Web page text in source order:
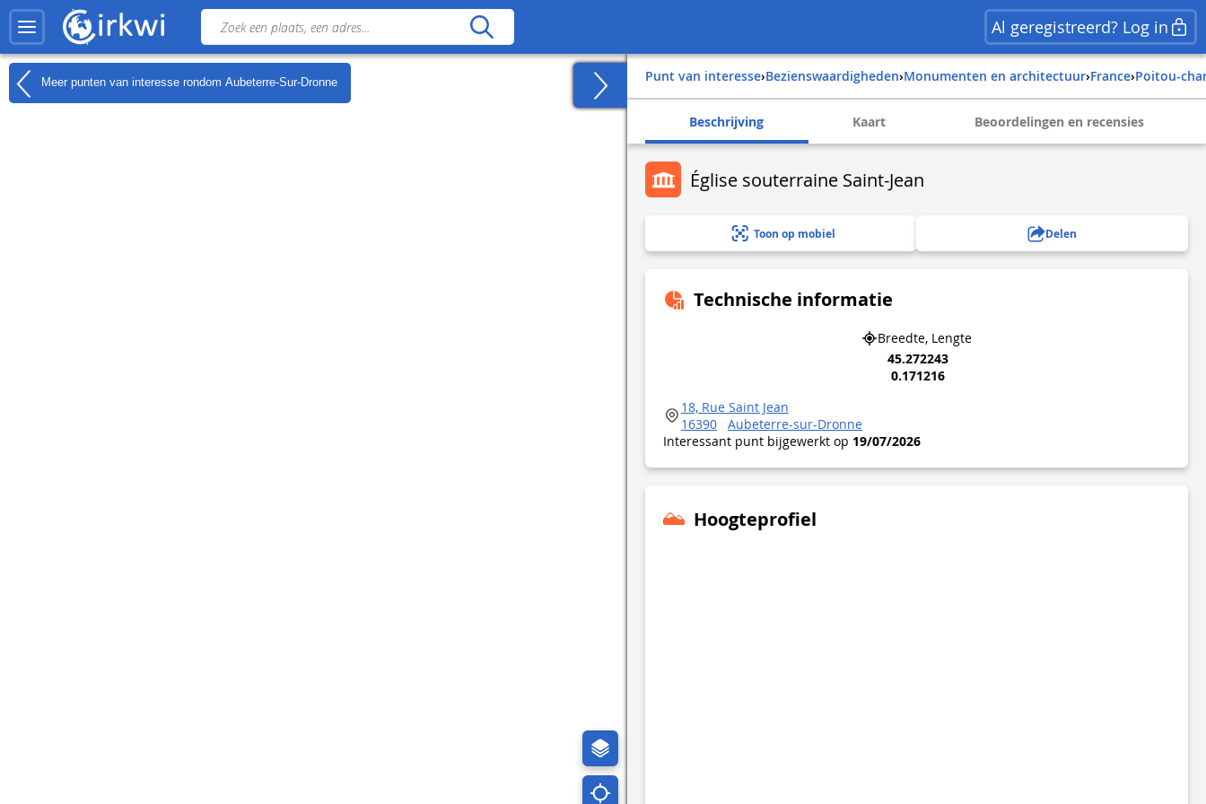
Al geregistreerd? Log in
Meer punten van interesse rondom Aubeterre-Sur-Dronne Punt van interesse› Bezienswaardigheden› Monumenten en architectuur› france› poitou-
Beschrijving Kaart Beoordelingen en recensies
Église souterraine Saint-Jean
Toon op mobiel Delen
Technische informatie
Breedte, Lengte
45.272243
0.171216
18, Rue Saint Jean
16390
Aubeterre-sur-Dronne
Interessant punt bijgewerkt op 19/07/2026
Hoogteprofiel